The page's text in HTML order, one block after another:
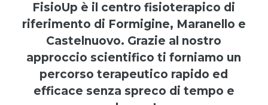
FisioUp è il centro fisioterapico di
riferimento di Formigine, Maranello e
Castelnuovo. Grazie al nostro
approccio scientifico ti forniamo un
percorso terapeutico rapido ed
efficace senza spreco di tempo e